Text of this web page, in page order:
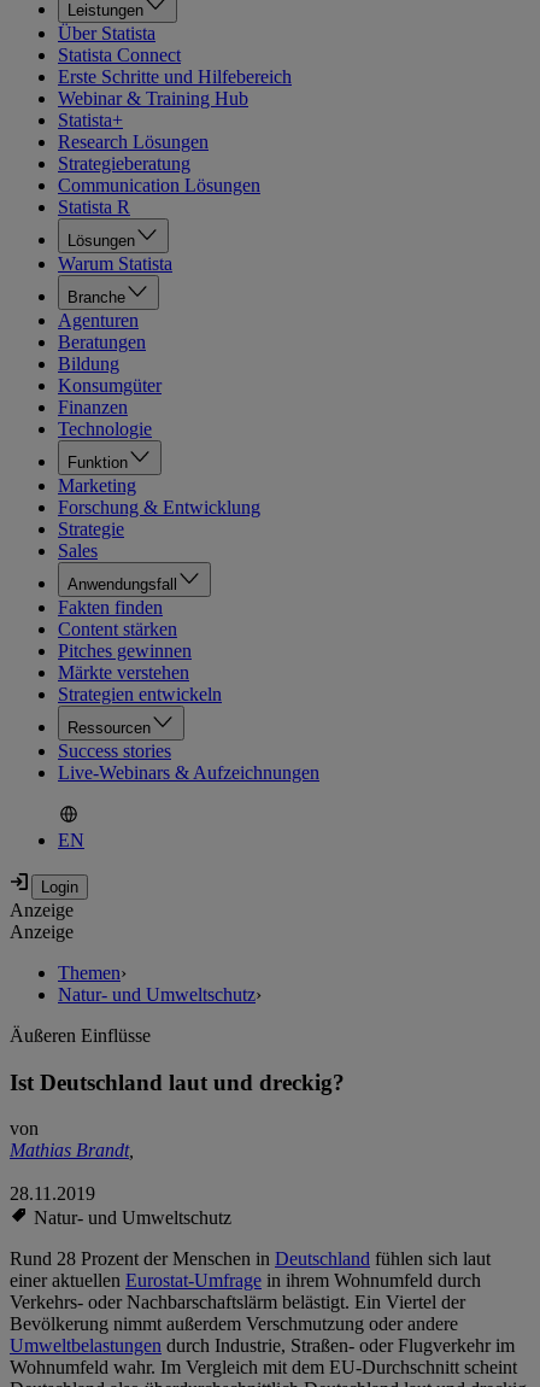
Leistungen
Über Statista
Statista Connect
Erste Schritte und Hilfebereich
Webinar & Training Hub
Statista+
Research Lösungen
Strategieberatung
Communication Lösungen
Statista R
Lösungen
Warum Statista
Branche
Agenturen
Beratungen
Bildung
Konsumgüter
Finanzen
Technologie
Funktion
Marketing
Forschung & Entwicklung
Strategie
Sales
Anwendungsfall
Fakten finden
Content stärken
Pitches gewinnen
Märkte verstehen
Strategien entwickeln
Ressourcen
Success stories
Live-Webinars & Aufzeichnungen
EN
Anzeige
Anzeige
Themen›
Natur- und Umweltschutz›
Äußeren Einflüsse
Ist Deutschland laut und dreckig?
von
Mathias Brandt,
28.11.2019
Natur- und Umweltschutz
Rund 28 Prozent der Menschen in Deutschland fühlen sich laut
einer aktuellen Eurostat-Umfrage in ihrem Wohnumfeld durch
Verkehrs- oder Nachbarschaftslärm belästigt. Ein Viertel der
Bevölkerung nimmt außerdem Verschmutzung oder andere
Umweltbelastungen durch Industrie, Straßen- oder Flugverkehr im
Wohnumfeld wahr. Im Vergleich mit dem EU-Durchschnitt scheint